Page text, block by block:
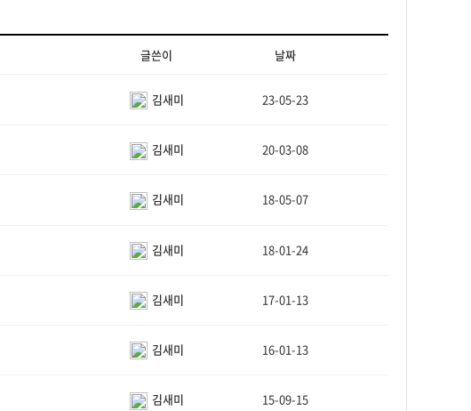
글쓴이 날짜
김새미 23-05-23
김새미 20-03-08
김새미 18-05-07
김새미 18-01-24
김새미 17-01-13
김새미 16-01-13
김새미 15-09-15